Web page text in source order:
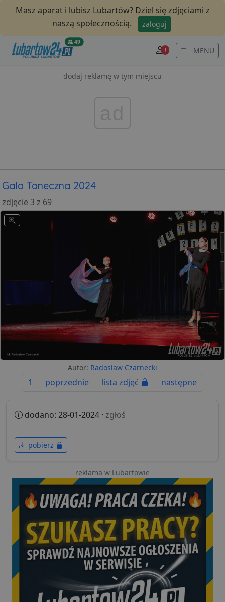
Masz aparat i lubisz Lubartów? Dziel się zdjęciami z
naszą społecznością.
zaloguj
49
! MENU
dodaj reklamę w tym miejscu
Gala Taneczna 2024
zdjęcie 3 z 69
Autor: Radoslaw Czarnecki
1 poprzednie lista zdjęć następne
dodano: 28-01-2024 · zgłoś
pobierz
reklama w Lubartowie